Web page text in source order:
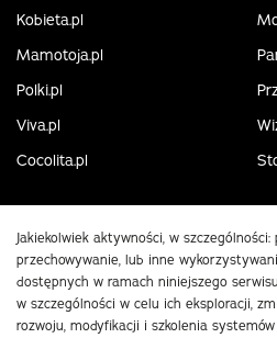
Kobieta.pl
Mamotoja.pl
Polki.pl
Viva.pl
Cocolita.pl
Jakiekolwiek aktywności, w
przechowywanie, lub inne
dostępnych w ramach niniejszego
w szczególności w celu ich eksploracji,
rozwoju, modyfikacji i szkolenia